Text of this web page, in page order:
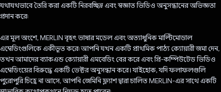
যথাযথভাবে তৈরি করা একটি নিরবচ্ছিন্ন এবং স্বজ্ঞাত ভিডিও অনুসন্ধানের অভিজ্ঞতা
প্রদান করে৷
এর মূল অংশে, MERLIN বৃহৎ ভাষার মডেল এবং অত্যাধুনিক মাল্টিমোডাল
এম্বেডিংগুলিকে একীভূত করে৷ আপনি যখন একটি প্রাথমিক পাঠ্য ক্যোয়ারী জমা দেন,
তখন আমাদের ব্যাকএন্ড ক্যোয়ারী এমবেডিং বের করে এবং প্রি-কম্পিউটেড ভিডিও
এম্বেডিংয়ের বিরুদ্ধে একটি ভেক্টর অনুসন্ধান করে। যাইহোক, যদি ফলাফলগুলি
পুরোপুরি চিহ্নে না আসে, আপনি জেমিনি ফ্ল্যাশ দ্বারা চালিত MERLIN-এর সাথে একটি